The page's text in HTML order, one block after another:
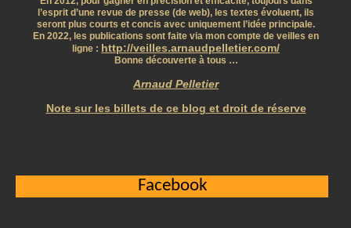
l’esprit d’une revue de presse (de web), les textes évoluent, ils
seront plus courts et concis avec uniquement l’idée principale.
En 2022, les publications sont faite via mon compte de veilles en
ligne : http://veilles.arnaudpelletier.com/
Bonne découverte à tous …
Arnaud Pelletier
Note sur les billets de ce blog et droit de réserve
Facebook